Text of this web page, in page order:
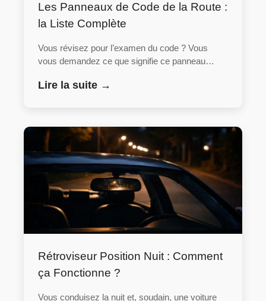
Les Panneaux de Code de la Route :
la Liste Complète
Vous révisez pour l’examen du code ? Vous
vous demandez ce que signifie ce panneau…
Lire la suite →
Rétroviseur Position Nuit : Comment
ça Fonctionne ?
Vous conduisez la nuit et, soudain, une voiture